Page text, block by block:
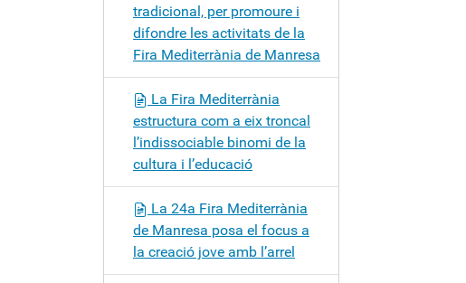
tradicional, per promoure i
difondre les activitats de la
Fira Mediterrània de Manresa
La Fira Mediterrània
estructura com a eix troncal
l’indissociable binomi de la
cultura i l’educació
La 24a Fira Mediterrània
de Manresa posa el focus a
la creació jove amb l’arrel